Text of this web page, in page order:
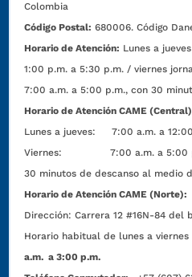
Colombia
Código Postal: 680006. Código
Horario de Atención: Lunes a
1:00 p.m. a 5:30 p.m. / viernes
7:00 a.m. a 5:00 p.m., con 30
Horario de Atención CAME
Lunes a jueves: 7:00 a.m. a
Viernes: 7:00 a.m. a 5:00
30 minutos de descanso al medio
Horario de Atención CAME (Norte):
Dirección:Carrera 12 #16N-84 del
Horario habitual de lunes a viernes
a.m. a 3:00 p.m.